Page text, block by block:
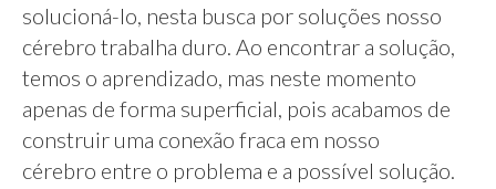
solucioná-lo, nesta busca por soluções nosso
cérebro trabalha duro. Ao encontrar a solução,
temos o aprendizado, mas neste momento
apenas de forma superficial, pois acabamos de
construir uma conexão fraca em nosso
cérebro entre o problema e a possível solução.